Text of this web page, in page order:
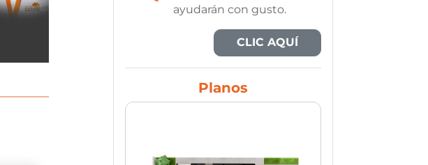
ayudarán con gusto.
CLIC AQUÍ
Planos